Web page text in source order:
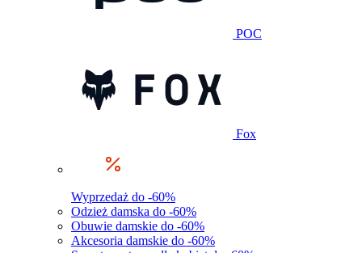
POC
Fox
Wyprzedaż do -60%
Odzież damska do -60%
Obuwie damskie do -60%
Akcesoria damskie do -60%